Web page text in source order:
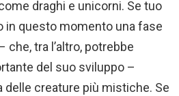
draghi e unicorni. Se tuo
in questo momento una fase
che, tra l’altro, potrebbe
del suo sviluppo –
delle creature più mistiche. Se